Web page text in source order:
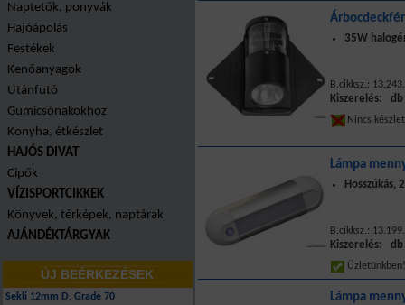
Naptetők, ponyvák
Hajóápolás
Festékek
Kenőanyagok
Utánfutó
Gumicsónakokhoz
Konyha, étkészlet
HAJÓS DIVAT
Cipők
VÍZISPORTCIKKEK
Könyvek, térképek, naptárak
AJÁNDÉKTÁRGYAK
ÚJ BEÉRKEZÉSEK
Sekli 12mm D, Grade 70
35W
B.cikksz.:
Kiszerelés: db
Nincs
Lámpa
Hosszúkás,
B.cikksz.:
Kiszerelés: db
Lámpa